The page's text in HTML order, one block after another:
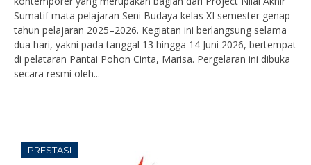
Sumatif mata pelajaran Seni Budaya kelas XI semester genap
tahun pelajaran 2025–2026. Kegiatan ini berlangsung selama
dua hari, yakni pada tanggal 13 hingga 14 Juni 2026, bertempat
di pelataran Pantai Pohon Cinta, Marisa. Pergelaran ini dibuka
secara resmi oleh...
PRESTASI